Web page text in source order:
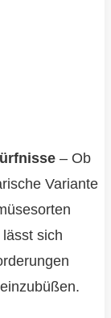
– Ob
Variante
sich